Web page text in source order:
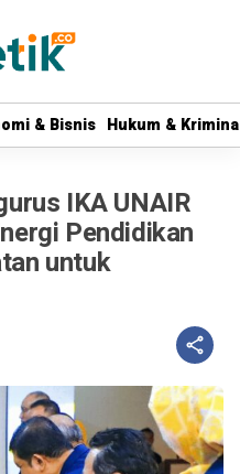
& Bisnis Hukum &
& Bisnis Hukum &
IKA UNAIR
Pendidikan
untuk